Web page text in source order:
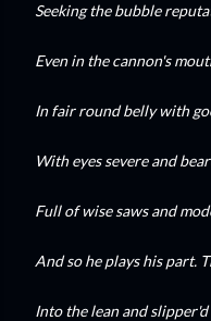
Seeking the bubble
Even in the cannon's
In fair round belly with
With eyes severe and
Full of wise saws and
And so he plays his part.
Into the lean and